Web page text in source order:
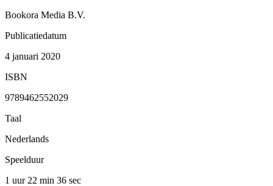
Bookora Media B.V.
Publicatiedatum
4 januari 2020
ISBN
9789462552029
Taal
Nederlands
Speelduur
1 uur 22 min 36 sec